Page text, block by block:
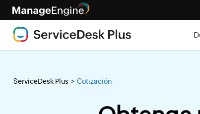
ServiceDesk Plus > Cotización